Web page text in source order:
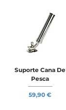
Suporte Cana De
Pesca
Preço
59,90 €